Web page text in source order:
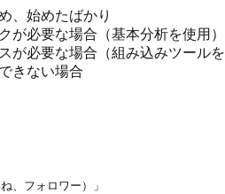
、始めたばかり
が必要な場合（基本分析を使用）
が必要な場合（組み込みツール
きない場合
、フォロワー）」